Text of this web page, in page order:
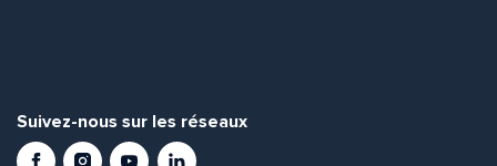
Suivez-nous sur les réseaux
FacebookInstagramYoutubeLinkedIn